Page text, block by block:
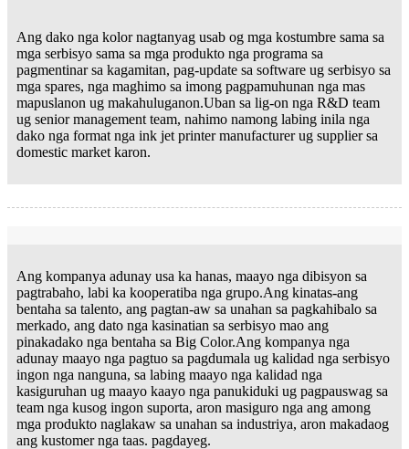
Ang dako nga kolor nagtanyag usab og mga kostumbre sama sa
mga serbisyo sama sa mga produkto nga programa sa
pagmentinar sa kagamitan, pag-update sa software ug serbisyo sa
mga spares, nga maghimo sa imong pagpamuhunan nga mas
mapuslanon ug makahuluganon.Uban sa lig-on nga R&D team
ug senior management team, nahimo namong labing inila nga
dako nga format nga ink jet printer manufacturer ug supplier sa
domestic market karon.
Ang kompanya adunay usa ka hanas, maayo nga dibisyon sa
pagtrabaho, labi ka kooperatiba nga grupo.Ang kinatas-ang
bentaha sa talento, ang pagtan-aw sa unahan sa pagkahibalo sa
merkado, ang dato nga kasinatian sa serbisyo mao ang
pinakadako nga bentaha sa Big Color.Ang kompanya nga
adunay maayo nga pagtuo sa pagdumala ug kalidad nga serbisyo
ingon nga nanguna, sa labing maayo nga kalidad nga
kasiguruhan ug maayo kaayo nga panukiduki ug pagpauswag sa
team nga kusog ingon suporta, aron masiguro nga ang among
mga produkto naglakaw sa unahan sa industriya, aron makadaog
ang kustomer nga taas. pagdayeg.